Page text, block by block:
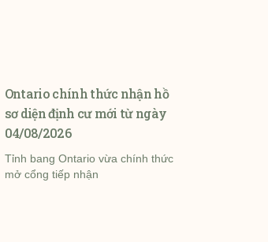
Ontario chính thức nhận hồ
sơ diện định cư mới từ ngày
04/08/2026
Tỉnh bang Ontario vừa chính thức
mở cổng tiếp nhận